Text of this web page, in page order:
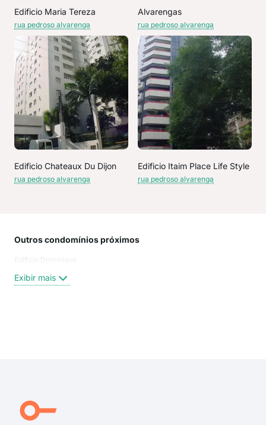
Edificio Maria Tereza
rua pedroso alvarenga
Alvarengas
rua pedroso alvarenga
Edificio Chateaux Du Dijon
rua pedroso alvarenga
Edificio Itaim Place Life Style
rua pedroso alvarenga
Outros condomínios próximos
Edificio Dominique
Exibir mais